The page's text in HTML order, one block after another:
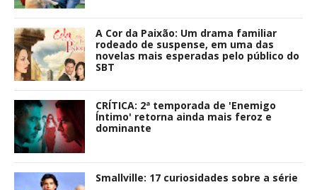
A Cor da Paixão: Um drama familiar
rodeado de suspense, em uma das
novelas mais esperadas pelo público do
SBT
CRÍTICA: 2ª temporada de 'Enemigo
Íntimo' retorna ainda mais feroz e
dominante
Smallville: 17 curiosidades sobre a série